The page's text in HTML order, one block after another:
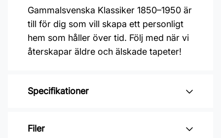
Gammalsvenska Klassiker 1850–1950 är
till för dig som vill skapa ett personligt
hem som håller över tid. Följ med när vi
återskapar äldre och älskade tapeter!
Specifikationer
Varumärke: Duro
Filer